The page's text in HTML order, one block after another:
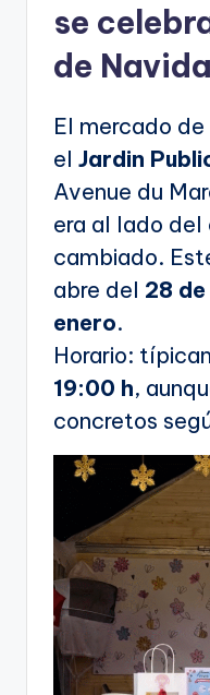
se
de
El mercado
el Jardin
Avenue du
era al lado del
cambiado.
abre del 28
enero.
Horario:
19:00 h,
concretos